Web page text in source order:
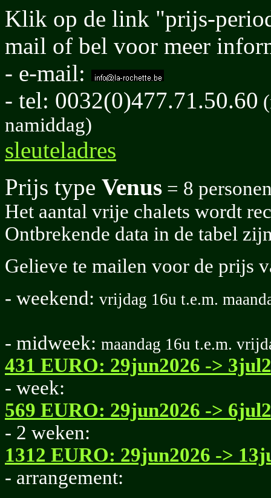
Klik op de link "prijs-
mail of bel voor meer
- e-mail:
- tel: 0032(0)477.71.50.60
namiddag)
sleuteladres
Prijs type Venus = 8
Het aantal vrije chalets wordt
Ontbrekende data in de tabel
Gelieve te mailen voor de prijs
- weekend: vrijdag 16u t.e.m.
- midweek: maandag 16u t.e.m.
431 EURO: 29jun2026 ->
- week:
569 EURO: 29jun2026 ->
- 2 weken:
1312 EURO: 29jun2026 ->
- arrangement: